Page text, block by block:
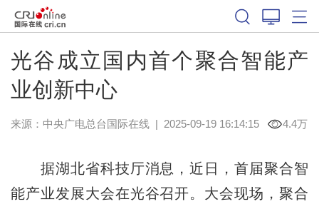
光谷成立国内首个聚合智能产
业创新中心
来源：中央广电总台国际在线| 2025-09-19 16:14:15 4.4万
据湖北省科技厅消息，近日，首届聚合智
能产业发展大会在光谷召开。大会现场，聚合